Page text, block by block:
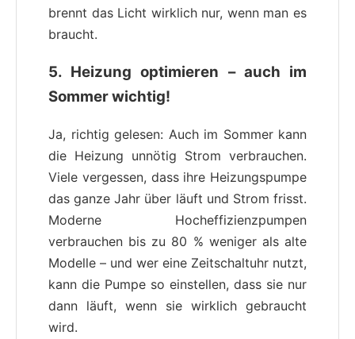
brennt das Licht wirklich nur, wenn man es
braucht.
5. Heizung optimieren – auch im
Sommer wichtig!
Ja, richtig gelesen: Auch im Sommer kann
die Heizung unnötig Strom verbrauchen.
Viele vergessen, dass ihre Heizungspumpe
das ganze Jahr über läuft und Strom frisst.
Moderne Hocheffizienzpumpen
verbrauchen bis zu 80 % weniger als alte
Modelle – und wer eine Zeitschaltuhr nutzt,
kann die Pumpe so einstellen, dass sie nur
dann läuft, wenn sie wirklich gebraucht
wird.